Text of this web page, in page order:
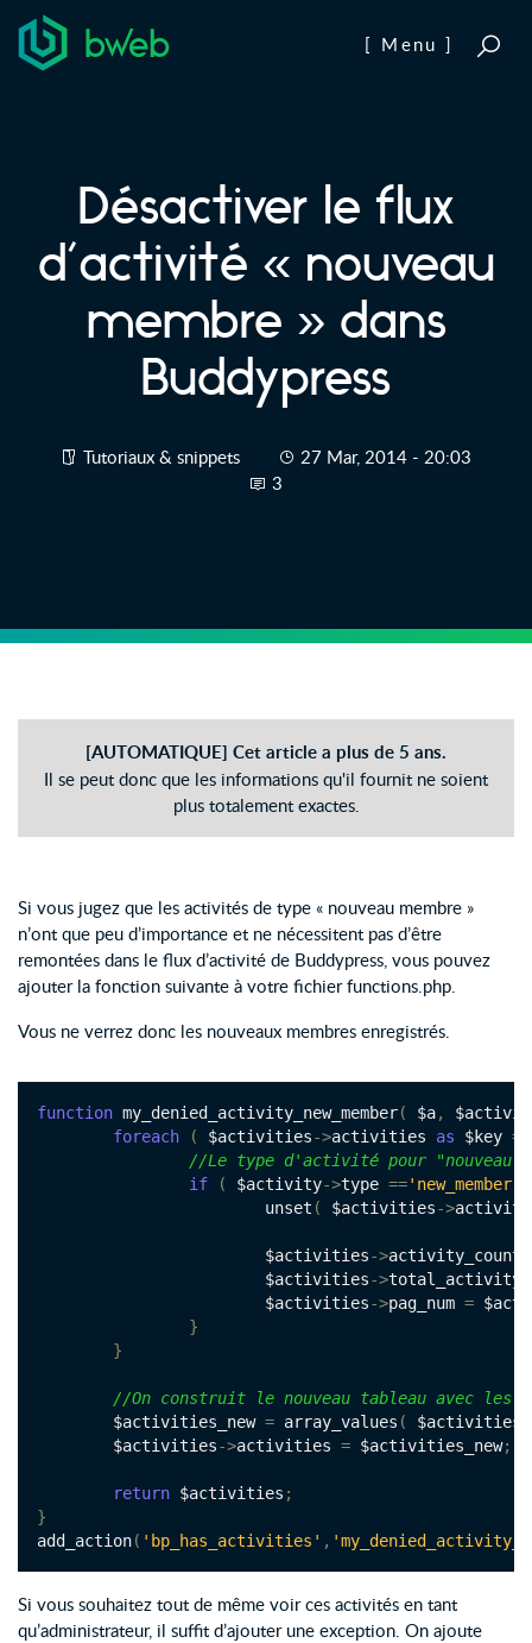
Aller au contenu
[ Menu ]
Désactiver le flux
d’activité « nouveau
membre » dans
Buddypress
Tutoriaux & snippets
27 Mar, 2014 - 20:03
3
[AUTOMATIQUE] Cet article a plus de 5 ans.
Il se peut donc que les informations qu'il fournit ne soient
plus totalement exactes.
Si vous jugez que les activités de type « nouveau membre »
n’ont que peu d’importance et ne nécessitent pas d’être
remontées dans le flux d’activité de Buddypress, vous pouvez
ajouter la fonction suivante à votre fichier functions.php.
Vous ne verrez donc les nouveaux membres enregistrés.
function my_denied_activity_new_member( $a,
foreach
( $activities->activities as $key =>
//Le type d'activité pour "nouveau
if
( $activity->type =='new_member'
			unset
( $activities->
			$activities
->activity_count
			$activities
->
			$activities
->pag_num =
}
}
//On construit le nouveau tableau avec les
	$activities_new
= array_values ( $activities
	$activities
->activities = $activities_new;
return $activities ;
}
add_action( 'bp_has_activities' ,
Si vous souhaitez tout de même voir ces activités en tant
qu’administrateur, il suffit d’ajouter une exception. On ajoute